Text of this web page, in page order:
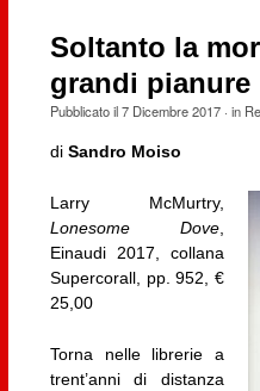
Soltanto la
grandi pianure
Pubblicato il7 Dicembre 2017· in
di Sandro Moiso
Larry McMurtry,
Lonesome Dove
Einaudi 2017, collana
Supercorall, pp. 952, €
25,00
Torna nelle librerie a
trent’anni di distanza